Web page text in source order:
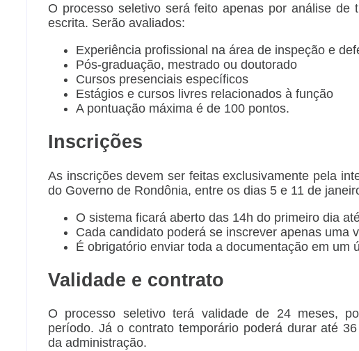
O processo seletivo será feito apenas por análise de
escrita. Serão avaliados:
Experiência profissional na área de inspeção e
Pós-graduação, mestrado ou doutorado
Cursos presenciais específicos
Estágios e cursos livres relacionados à função
A pontuação máxima é de 100 pontos.
Inscrições
As inscrições devem ser feitas exclusivamente pela
do Governo de Rondônia, entre os dias 5 e 11 de
O sistema ficará aberto das 14h do primeiro dia
Cada candidato poderá se inscrever apenas uma
É obrigatório enviar toda a documentação em um
Validade e contrato
O processo seletivo terá validade de 24 meses,
período. Já o contrato temporário poderá durar até
da administração.